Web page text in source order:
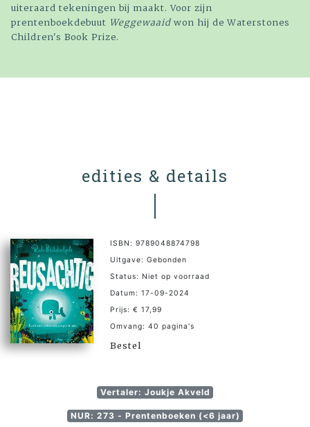
uiteraard tekeningen bij maakt. Voor zijn
prentenboekdebuut Weggewaaid won hij de Waterstones
Children's Book Prize.
edities & details
ISBN: 9789048874798
Uitgave: Gebonden
Status: Niet op voorraad
Datum: 17-09-2024
Prijs: € 17,99
Omvang: 40 pagina's
Bestel
Vertaler: Joukje Akveld
NUR: 273 - Prentenboeken (<6 jaar)